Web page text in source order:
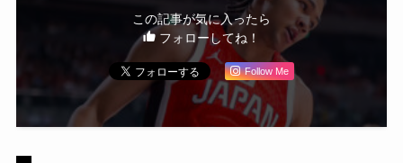
この記事が気に入ったら
フォローしてね！
Follow Me